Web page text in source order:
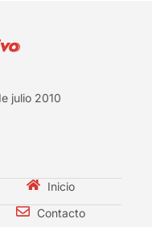
julio 2010
Inicio
Contacto